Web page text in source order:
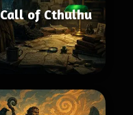
Call of Cthulhu